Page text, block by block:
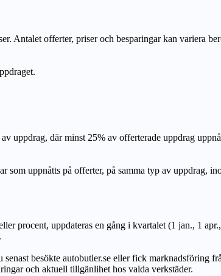
Antalet offerter, priser och besparingar kan variera
uppdrag, där minst 25% av offerterade uppdrag
uppnåtts på offerter, på samma typ av uppdrag,
procent, uppdateras en gång i kvartalet (1 jan., 1
besökte autobutler.se eller fick marknadsföring
och aktuell tillgänlihet hos valda verkstäder.